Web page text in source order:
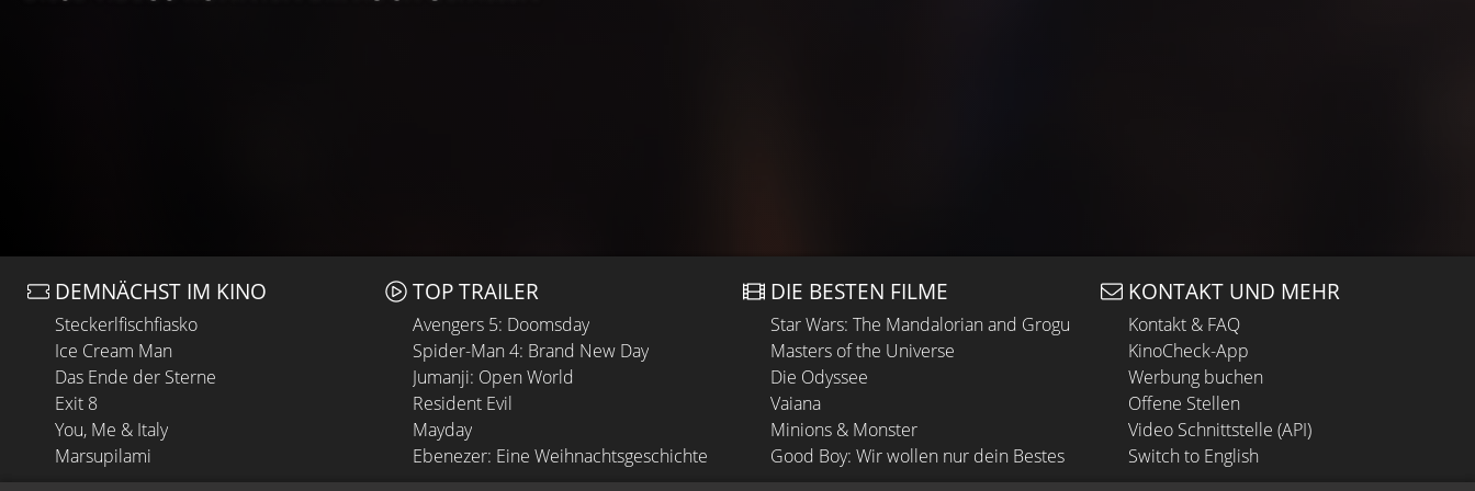
DEMNÄCHST IM KINO
Steckerlfischfiasko
Ice Cream Man
Das Ende der Sterne
Exit 8
You, Me & Italy
Marsupilami
TOP TRAILER
Avengers 5: Doomsday
Spider-Man 4: Brand New Day
Jumanji: Open World
Resident Evil
Mayday
Ebenezer: Eine Weihnachtsgeschichte
DIE BESTEN FILME
Star Wars: The Mandalorian and Grogu
Masters of the Universe
Die Odyssee
Vaiana
Minions & Monster
Good Boy: Wir wollen nur dein Bestes
KONTAKT UND MEHR
Kontakt & FAQ
KinoCheck-App
Werbung buchen
Offene Stellen
Video Schnittstelle (API)
Switch to English